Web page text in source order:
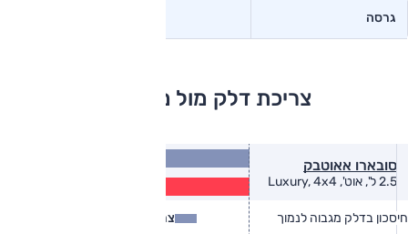
גרסה
צריכת דלק מול מתחרים
סובארו אאוטבק
2.5 ל', אוט', Luxury, 4x4
חיסכון בדלק מגבוה לנמוך צריכת דלק